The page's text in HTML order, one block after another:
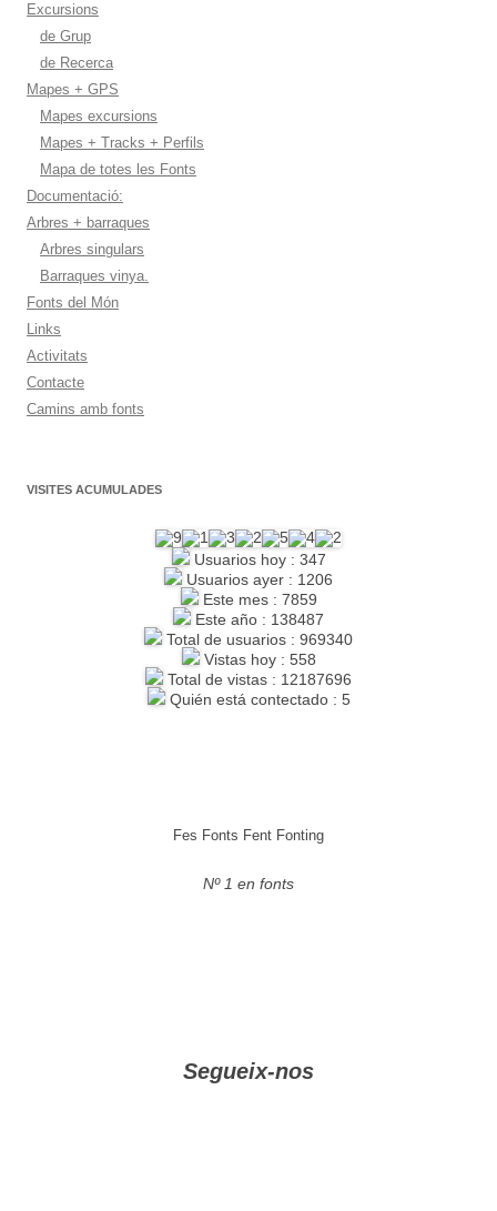
Excursions
de Grup
de Recerca
Mapes + GPS
Mapes excursions
Mapes + Tracks + Perfils
Mapa de totes les Fonts
Documentació:
Arbres + barraques
Arbres singulars
Barraques vinya.
Fonts del Món
Links
Activitats
Contacte
Camins amb fonts
VISITES ACUMULADES
Usuarios hoy : 347
Usuarios ayer : 1206
Este mes : 7859
Este año : 138487
Total de usuarios : 969340
Vistas hoy : 558
Total de vistas : 12187696
Quién está contectado : 5
Fes Fonts Fent Fonting
Nº 1 en fonts
Segueix-nos